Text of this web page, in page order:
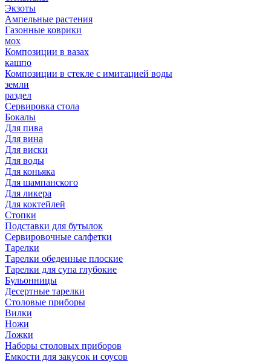
Экзоты
Ампельные растения
Газонные коврики
мох
Композиции в вазах
кашпо
Композиции в стекле с имитацией воды
земли
раздел
Сервировка стола
Бокалы
Для пива
Для вина
Для виски
Для воды
Для коньяка
Для шампанского
Для ликера
Для коктейлей
Стопки
Подставки для бутылок
Сервировочные салфетки
Тарелки
Тарелки обеденные плоские
Тарелки для супа глубокие
Бульонницы
Десертные тарелки
Столовые приборы
Вилки
Ножи
Ложки
Наборы столовых приборов
Емкости для закусок и соусов